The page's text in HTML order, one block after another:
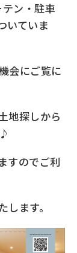
ン・駐車
いていま
会にご覧に
地探しから
すのでご利
ます。